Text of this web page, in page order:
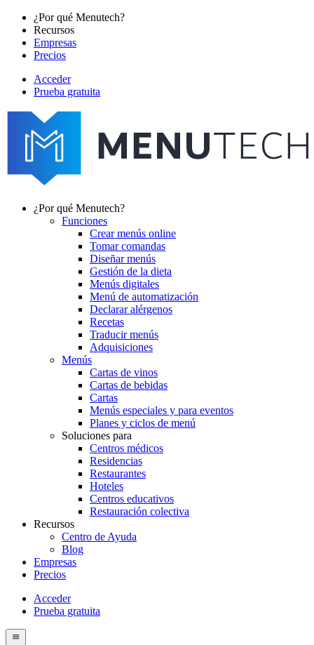
Pasar
contenido
principal
Main
navigation
¿Por qué Menutech?
Recursos
Empresas
Precios
menutech
navigation
Acceder
Prueba gratuita
navigation
¿Por qué Menutech?
Funciones
Crear menús online
Tomar comandas
Diseñar menús
Gestión de la dieta
Menús digitales
Menú de automatización
Declarar alérgenos
Recetas
Traducir menús
Adquisiciones
Menús
Cartas de vinos
Cartas de bebidas
Cartas
Menús especiales y para eventos
Planes y ciclos de menú
Soluciones para
Centros médicos
Residencias
Restaurantes
Hoteles
Centros educativos
Restauración colectiva
Recursos
Centro de Ayuda
Blog
Empresas
Precios
Menutech
navigation
Acceder
Prueba gratuita
menu